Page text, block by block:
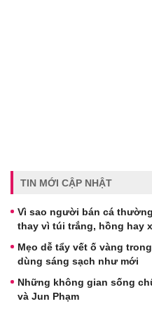
TIN MỚI CẬP NHẬT
Vì sao người bán cá
thay vì túi trắng, hồng hay
Mẹo dễ tẩy vết ố vàng
dùng sáng sạch như mới
Những không gian sống
và Jun Phạm